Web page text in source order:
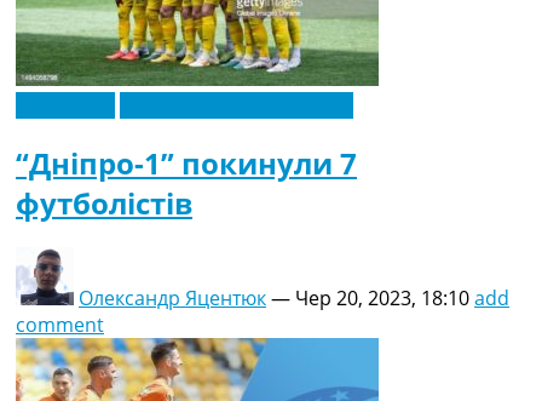
“Дніпро-1” покинули 7
футболістів
Олександр Яцентюк— Чер 20, 2023, 18:10add
comment